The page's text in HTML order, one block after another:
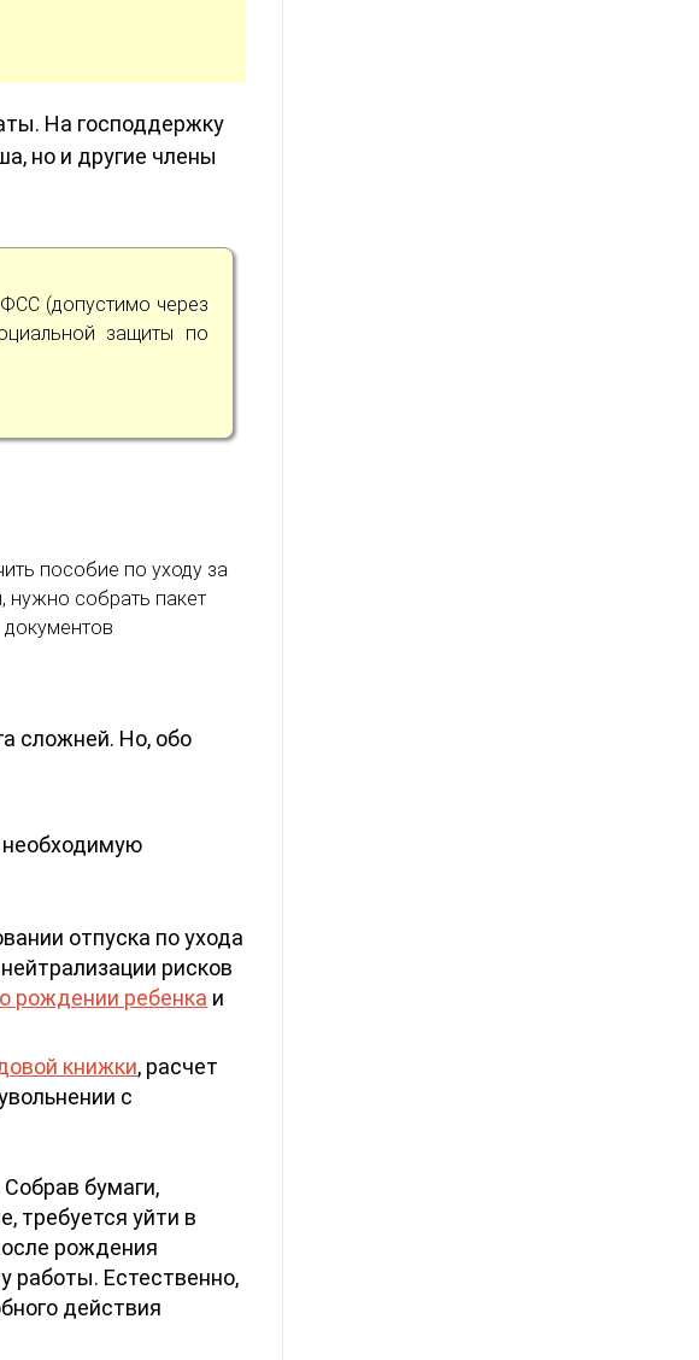
На господдержку
но и другие члены
(допустимо через
защиты по
пособие по уходу за
нужно собрать пакет
документов
сложней. Но, обо
необходимую
отпуска по ухода
рисков
рождении ребенка и
книжки, расчет
с
бумаги,
требуется уйти в
рождения
работы. Естественно,
действия